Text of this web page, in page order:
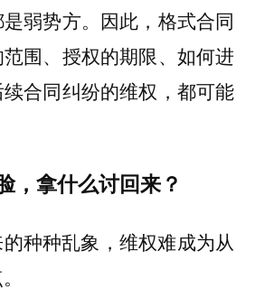
弱势方。因此，格式合同
围、授权的期限、如何进
合同纠纷的维权，都可能
，拿什么讨回来？
种种乱象， 维权难成为从